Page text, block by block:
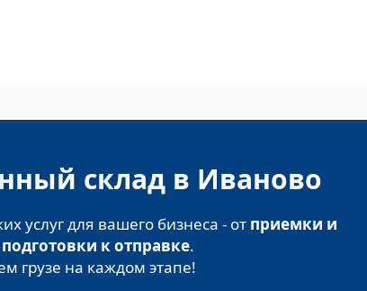
склад в Иваново
услуг для вашего бизнеса - от приемки и
к отправке.
грузе на каждом этапе!